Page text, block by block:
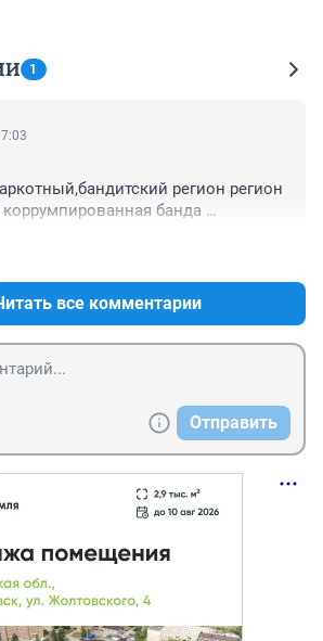
1
регион регион
коррумпированная банда
все комментарии
Отправить